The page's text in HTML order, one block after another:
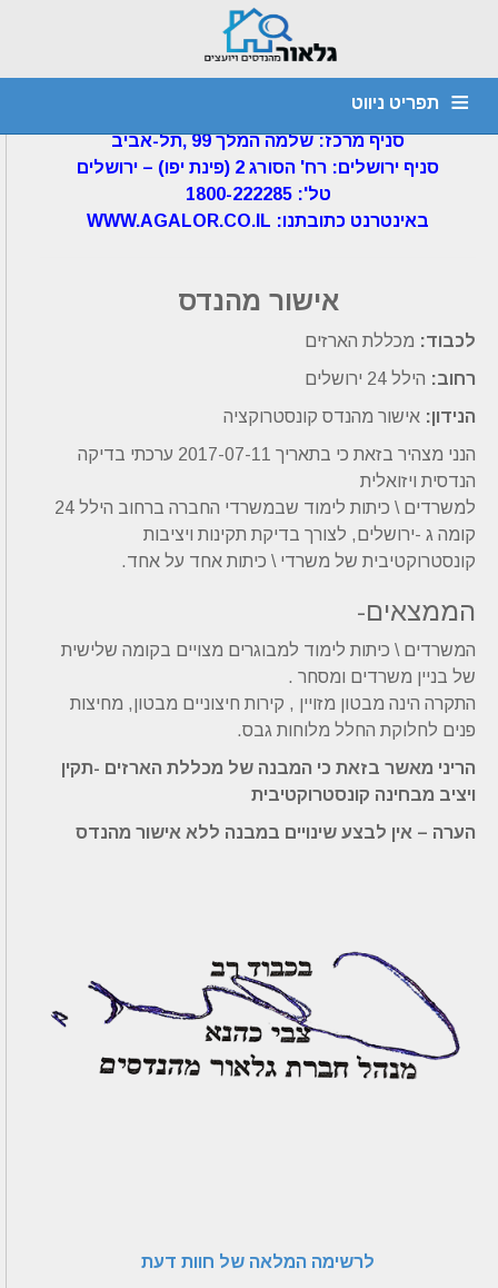
תפריט ניווט
יועץ איטום חוות דעת הנדסית מהנדס קונסטרוקציה
חוות דעת הנדסית »אישור מהנדס
– תקרה מונמכת – 11/7/2017
גלאור מהנדסים ויועצים בע"מ
סניף מרכז: שלמה המלך 99 ,תל-אביב
סניף ירושלים: רח' הסורג 2 (פינת יפו) – ירושלים
1800-222285 :'טל
WWW.AGALOR.CO.IL :באינטרנט כתובתנו
אישור מהנדס
לכבוד: מכללת הארזים
רחוב: הילל 24 ירושלים
הנידון: אישור מהנדס קונסטרוקציה
הנני מצהיר בזאת כי בתאריך 2017-07-11 ערכתי בדיקה
הנדסית ויזואלית
למשרדים \ כיתות לימוד שבמשרדי החברה ברחוב הילל 24
קומה ג -ירושלים, לצורך בדיקת תקינות ויציבות
קונסטרוקטיבית של משרדי \ כיתות אחד על אחד.
הממצאים-
המשרדים \ כיתות לימוד למבוגרים מצויים בקומה שלישית
של בניין משרדים ומסחר .
התקרה הינה מבטון מזויין , קירות חיצוניים מבטון, מחיצות
פנים לחלוקת החלל מלוחות גבס.
הריני מאשר בזאת כי המבנה של מכללת הארזים -תקין
ויציב מבחינה קונסטרוקטיבית
הערה – אין לבצע שינויים במבנה ללא אישור מהנדס
לרשימה המלאה של חוות דעת